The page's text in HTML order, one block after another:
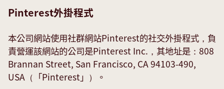
Pinterest外掛程式
本公司網站使用社群網站Pinterest的社交外掛程式，負
責營運該網站的公司是Pinterest Inc.，其地址是：808
Brannan Street, San Francisco, CA 94103-490,
USA（「Pinterest」）。